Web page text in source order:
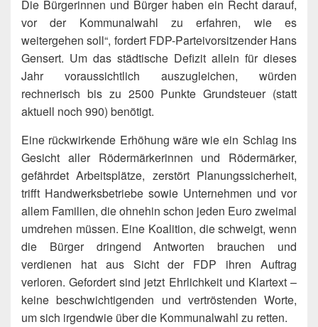
Die Bürgerinnen und Bürger haben ein Recht darauf,
vor der Kommunalwahl zu erfahren, wie es
weitergehen soll“, fordert FDP-Parteivorsitzender Hans
Gensert. Um das städtische Defizit allein für dieses
Jahr voraussichtlich auszugleichen, würden
rechnerisch bis zu 2500 Punkte Grundsteuer (statt
aktuell noch 990) benötigt.
Eine rückwirkende Erhöhung wäre wie ein Schlag ins
Gesicht aller Rödermärkerinnen und Rödermärker,
gefährdet Arbeitsplätze, zerstört Planungssicherheit,
trifft Handwerksbetriebe sowie Unternehmen und vor
allem Familien, die ohnehin schon jeden Euro zweimal
umdrehen müssen. Eine Koalition, die schweigt, wenn
die Bürger dringend Antworten brauchen und
verdienen hat aus Sicht der FDP ihren Auftrag
verloren. Gefordert sind jetzt Ehrlichkeit und Klartext –
keine beschwichtigenden und vertröstenden Worte,
um sich irgendwie über die Kommunalwahl zu retten.